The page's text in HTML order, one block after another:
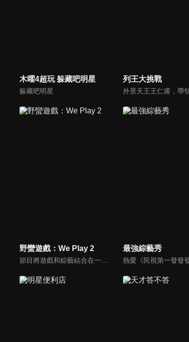
木曜4超玩 躲藏吧明星
躲藏吧明星
列王大挑戰
野蠻遊戲：We Play 2 最強綜藝秀